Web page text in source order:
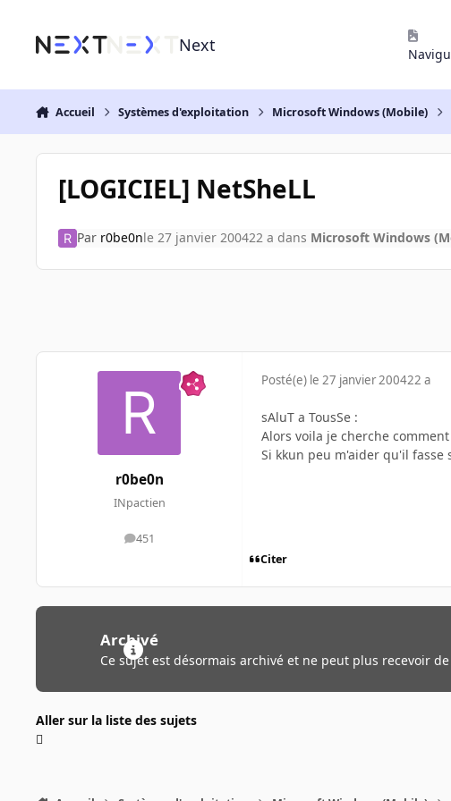
Next
Accueil Systèmes d'exploitation Microsoft Windows (Mobile)
[LOGICIEL] NetSheLL
Par r0be0nle 27 janvier 200422 a dans Microsoft Windows
r0be0n
INpactien
451
messages
Posté(e) le 27 janvier 200422 a
sAluT a TousSe :
Alors voila je cherche
Si kkun peu m'aider qu'il fasse
Citer
Archivé
Ce sujet est désormais archivé et ne peut plus recevoir
Aller sur la liste des sujets